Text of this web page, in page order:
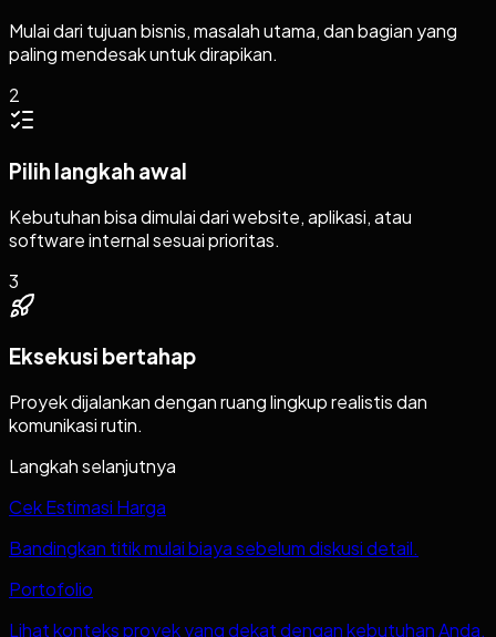
Mulai dari tujuan bisnis, masalah utama, dan bagian yang
paling mendesak untuk dirapikan.
2
Pilih langkah awal
Kebutuhan bisa dimulai dari website, aplikasi, atau
software internal sesuai prioritas.
3
Eksekusi bertahap
Proyek dijalankan dengan ruang lingkup realistis dan
komunikasi rutin.
Langkah selanjutnya
Cek Estimasi Harga
Bandingkan titik mulai biaya sebelum diskusi detail.
Portofolio
Lihat konteks proyek yang dekat dengan kebutuhan Anda.